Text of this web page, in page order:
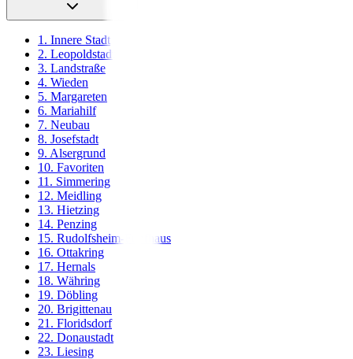
1. Innere Stadt
2. Leopoldstadt
3. Landstraße
4. Wieden
5. Margareten
6. Mariahilf
7. Neubau
8. Josefstadt
9. Alsergrund
10. Favoriten
11. Simmering
12. Meidling
13. Hietzing
14. Penzing
15. Rudolfsheim-Fünfhaus
16. Ottakring
17. Hernals
18. Währing
19. Döbling
20. Brigittenau
21. Floridsdorf
22. Donaustadt
23. Liesing